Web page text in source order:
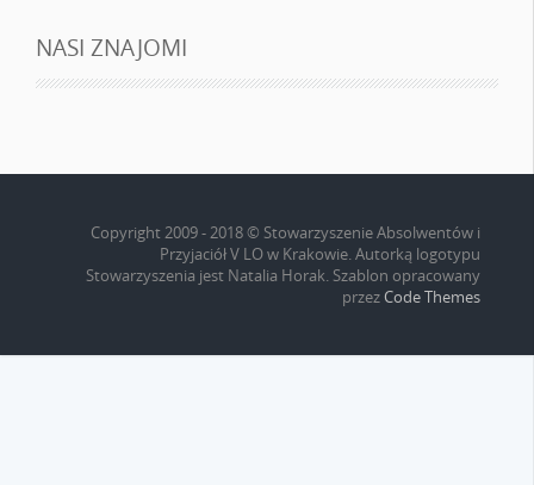
NASI ZNAJOMI
Copyright 2009 - 2018 © Stowarzyszenie Absolwentów i
Przyjaciół V LO w Krakowie. Autorką logotypu
Stowarzyszenia jest Natalia Horak. Szablon opracowany
przezCode Themes